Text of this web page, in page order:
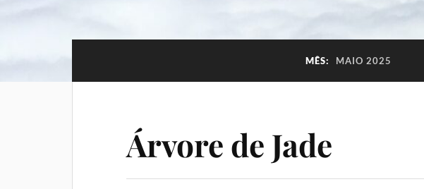
MÊS: MAIO 2025
Árvore de Jade